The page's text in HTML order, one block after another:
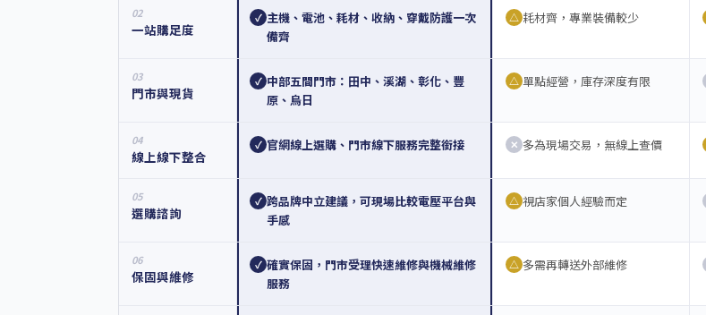
02
一站購足度
✓ 主機、電池、耗材、收納、穿戴防護一次
備齊
△ 耗材齊，專業裝備較少
03
門市與現貨
✓ 中部五間門市：田中、溪湖、彰化、豐
原、烏日
△ 單點經營，庫存深度有限
04
線上線下整合
✓ 官網線上選購、門市線下服務完整銜接 ✕ 多為現場交易，無線上查價
05
選購諮詢
✓ 跨品牌中立建議，可現場比較電壓平台與
手感
△ 視店家個人經驗而定
06
保固與維修
✓ 確實保固，門市受理快速維修與機械維修
服務
△ 多需再轉送外部維修